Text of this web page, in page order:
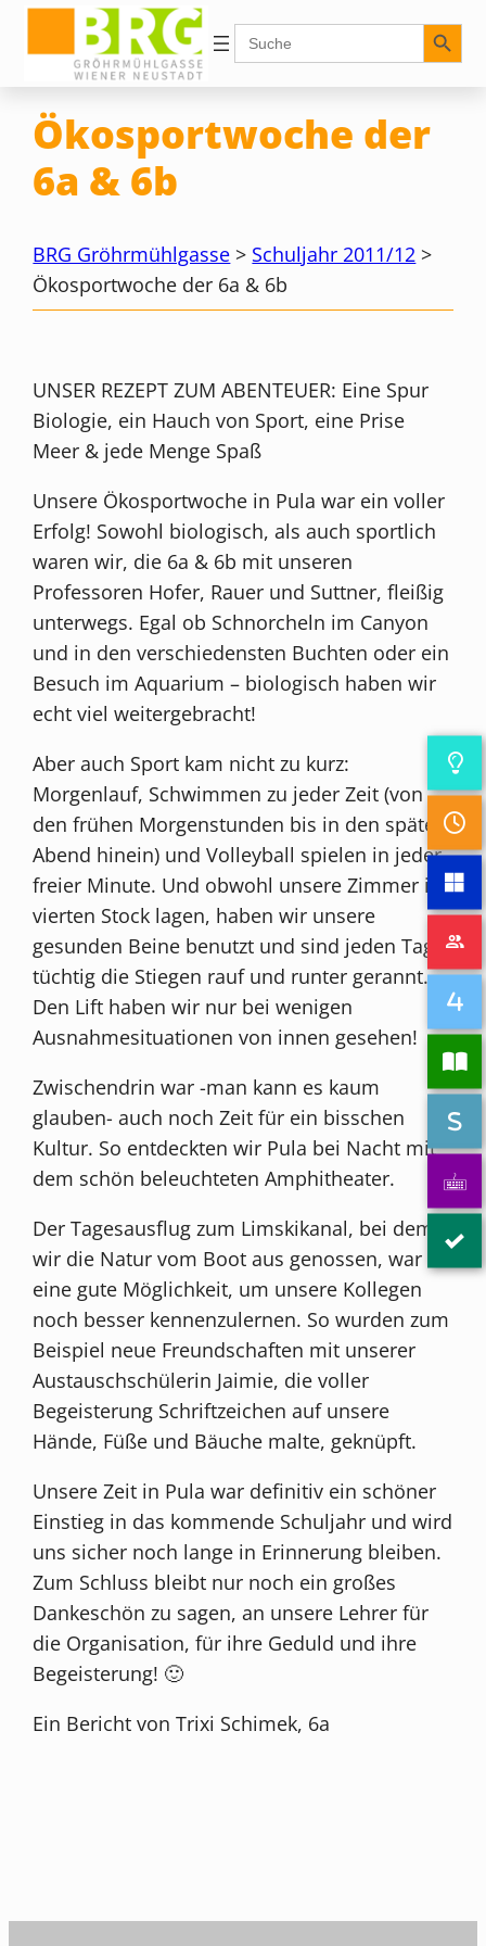
Inhalt
springen
Search
for:
Search Button
Ökosportwoche der
6a & 6b
BRG Gröhrmühlgasse > Schuljahr 2011/12 >
Ökosportwoche der 6a & 6b
UNSER REZEPT ZUM ABENTEUER: Eine Spur
Biologie, ein Hauch von Sport, eine Prise
Meer & jede Menge Spaß
Unsere Ökosportwoche in Pula war ein voller
Erfolg! Sowohl biologisch, als auch sportlich
waren wir, die 6a & 6b mit unseren
Professoren Hofer, Rauer und Suttner, fleißig
unterwegs. Egal ob Schnorcheln im Canyon
und in den verschiedensten Buchten oder ein
Besuch im Aquarium – biologisch haben wir
echt viel weitergebracht!
Aber auch Sport kam nicht zu kurz:
Morgenlauf, Schwimmen zu jeder Zeit (von
den frühen Morgenstunden bis in den späten
Abend hinein) und Volleyball spielen in jeder
freier Minute. Und obwohl unsere Zimmer im
vierten Stock lagen, haben wir unsere
gesunden Beine benutzt und sind jeden Tag
tüchtig die Stiegen rauf und runter gerannt.
Den Lift haben wir nur bei wenigen
Ausnahmesituationen von innen gesehen!
Zwischendrin war -man kann es kaum
glauben- auch noch Zeit für ein bisschen
Kultur. So entdeckten wir Pula bei Nacht mit
dem schön beleuchteten Amphitheater.
Der Tagesausflug zum Limskikanal, bei dem
wir die Natur vom Boot aus genossen, war
eine gute Möglichkeit, um unsere Kollegen
noch besser kennenzulernen. So wurden zum
Beispiel neue Freundschaften mit unserer
Austauschschülerin Jaimie, die voller
Begeisterung Schriftzeichen auf unsere
Hände, Füße und Bäuche malte, geknüpft.
Unsere Zeit in Pula war definitiv ein schöner
Einstieg in das kommende Schuljahr und wird
uns sicher noch lange in Erinnerung bleiben.
Zum Schluss bleibt nur noch ein großes
Dankeschön zu sagen, an unsere Lehrer für
die Organisation, für ihre Geduld und ihre
Begeisterung! 🙂
Ein Bericht von Trixi Schimek, 6a